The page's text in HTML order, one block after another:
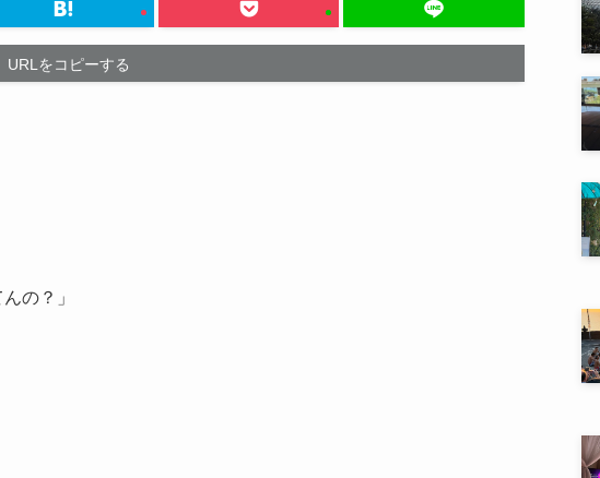
URLをコピーする
の？」